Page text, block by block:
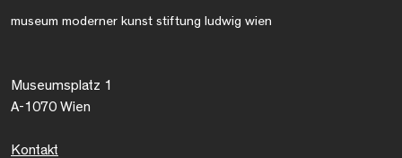
museum moderner kunst stiftung ludwig wien
Museumsplatz 1
A-1070 Wien
Kontakt